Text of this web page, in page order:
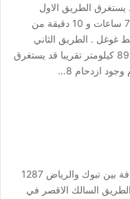
تقريبا قد يستغرق الطريق الاول
الاقصر السالك في حالة عدم وجود ازدحام 7 ساعات و 10 دقيقة من
غوغل . الطريق الثاني
الاطول تبلغ المسافة بين المدينة والرياض 891 كيلومتر تقريبا قد يستغرق
ازدحام 8…
كم المسافة بين تبوك والرياض ؟ تبلغ المسافة بين تبوك والرياض 1287
السالك الاقصر في